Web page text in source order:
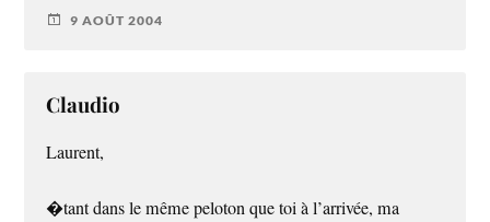
9 AOÛT 2004
Claudio
Laurent,
�tant dans le même peloton que toi à l’arrivée, ma